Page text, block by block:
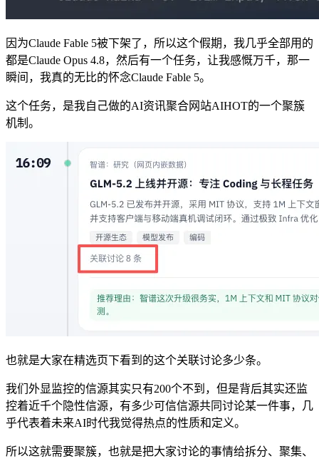
因为Claude Fable 5被下架了，所以这个假期，我几乎全部用的
都是Claude Opus 4.8，然后有一个任务，让我感慨万千，那一
瞬间，我真的无比的怀念Claude Fable 5。
这个任务，是我自己做的AI资讯聚合网站AIHOT的一个聚簇
机制。
也就是大家在精选页下看到的这个关联讨论多少条。
我们外显监控的信源其实只有200个不到，但是背后其实还监
控着近千个隐性信源，有多少可信信源共同讨论某一件事，几
乎代表着未来AI时代我觉得热点的性质和定义。
所以这就需要聚簇，也就是把大家讨论的事情给拆分、聚集、